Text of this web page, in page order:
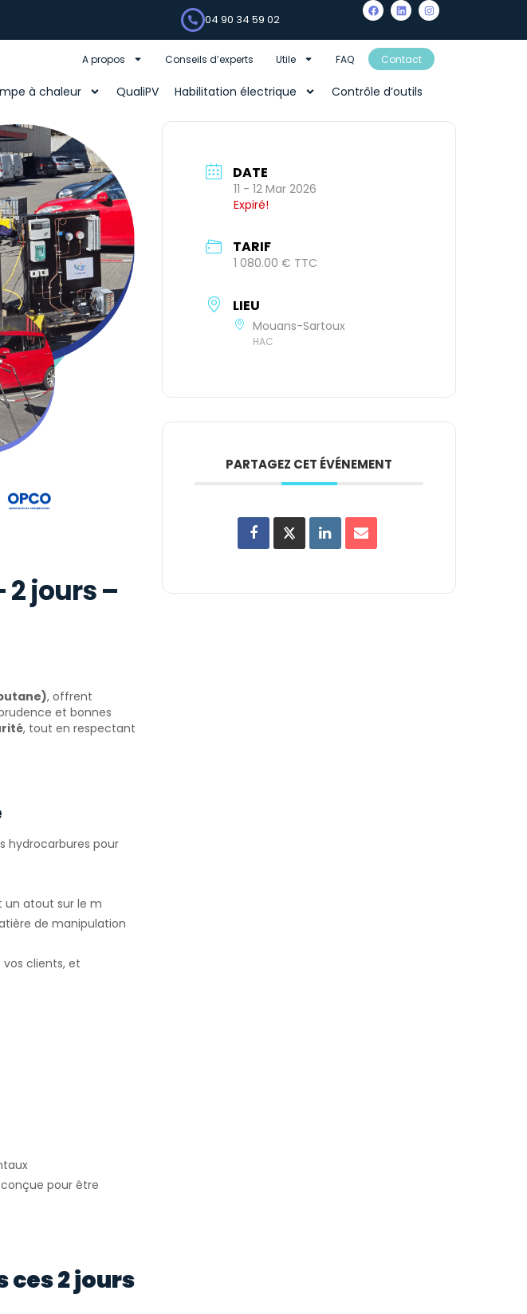
04 90 34 59 02
A propos Conseils d’experts Utile FAQ Contact
à chaleur QualiPV Habilitation électrique Contrôle d’outils
jours –
, offrent
et bonnes
, tout en respectant
hydrocarbures pour
un atout sur le m
de manipulation
clients, et
pour être
ces 2 jours
DATE
11 - 12 Mar 2026
Expiré!
TARIF
1 080.00 € TTC
LIEU
Mouans-Sartoux
HAC
PARTAGEZ CET ÉVÉNEMENT